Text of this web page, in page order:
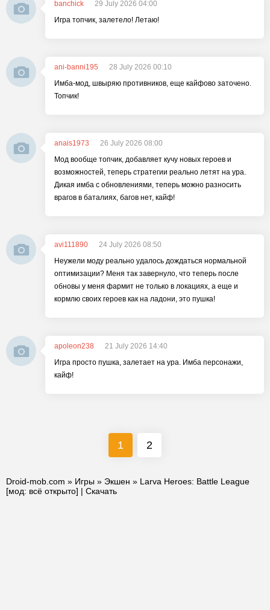
banchick
29 July 2026 04:00
Игра топчик, залетело! Летаю!
ani-banni195
28 July 2026 00:10
Имба-мод, швыряю противников, еще кайфово заточено.
Топчик!
anais1973
26 July 2026 08:00
Мод вообще топчик, добавляет кучу новых героев и
возможностей, теперь стратегии реально летят на ура.
Дикая имба с обновлениями, теперь можно разносить
врагов в баталиях, багов нет, кайф!
avi111890
24 July 2026 08:50
Неужели моду реально удалось дождаться нормальной
оптимизации? Меня так завернуло, что теперь после
обновы у меня фармит не только в локациях, а еще и
кормлю своих героев как на ладони, это пушка!
apoleon238
21 July 2026 14:40
Игра просто пушка, залетает на ура. Имба персонажи,
кайф!
1 2
Droid-mob.com » Игры » Экшен » Larva Heroes: Battle League
[мод: всё открыто] | Скачать